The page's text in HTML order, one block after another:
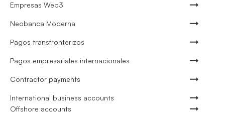
Empresas Web3
Neobanca Moderna
Pagos transfronterizos
Pagos empresariales internacionales
Contractor payments
International business accounts
Offshore accounts